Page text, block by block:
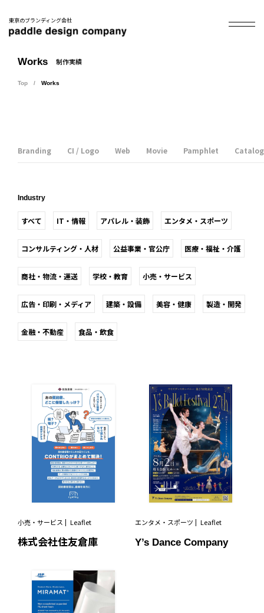
東京のブランディング会社
Works 制作実績
Top Works
Branding CI / Logo Web Movie Pamphlet Catalog
Industry
すべて IT・情報 アパレル・装飾 エンタメ・スポーツ
コンサルティング・人材 公益事業・官公庁 医療・福祉・介護
商社・物流・運送 学校・教育 小売・サービス
広告・印刷・メディア 建築・設備 美容・健康 製造・開発
金融・不動産 食品・飲食
小売・サービス Leaflet
株式会社住友倉庫
エンタメ・スポーツ Leaflet
Y’s Dance Company